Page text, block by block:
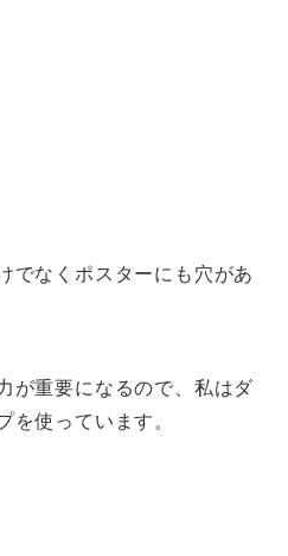
でなくポスターにも穴があ
が重要になるので、私はダ
を使っています。